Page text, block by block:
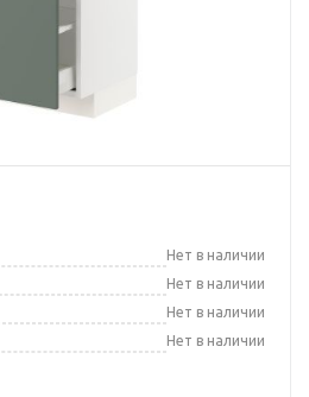
Нет в наличии
Нет в наличии
Нет в наличии
Нет в наличии